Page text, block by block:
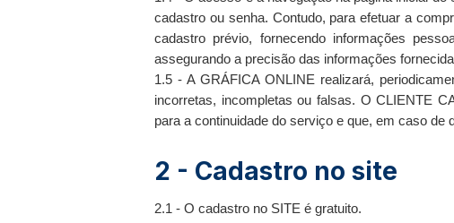
cadastro ou senha. Contudo, para efetuar a
cadastro prévio, fornecendo informações
assegurando a precisão das informações
1.5 - A GRÁFICA ONLINE realizará,
incorretas, incompletas ou falsas. O CLIENTE
para a continuidade do serviço e que, em caso
2 - Cadastro no site
2.1 - O cadastro no SITE é gratuito.